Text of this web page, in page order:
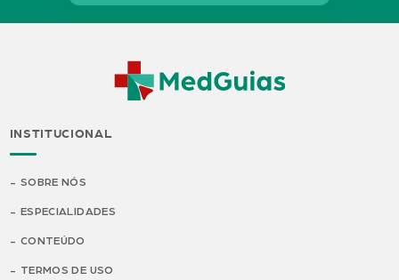
INSTITUCIONAL
SOBRE NÓS
ESPECIALIDADES
CONTEÚDO
TERMOS DE USO